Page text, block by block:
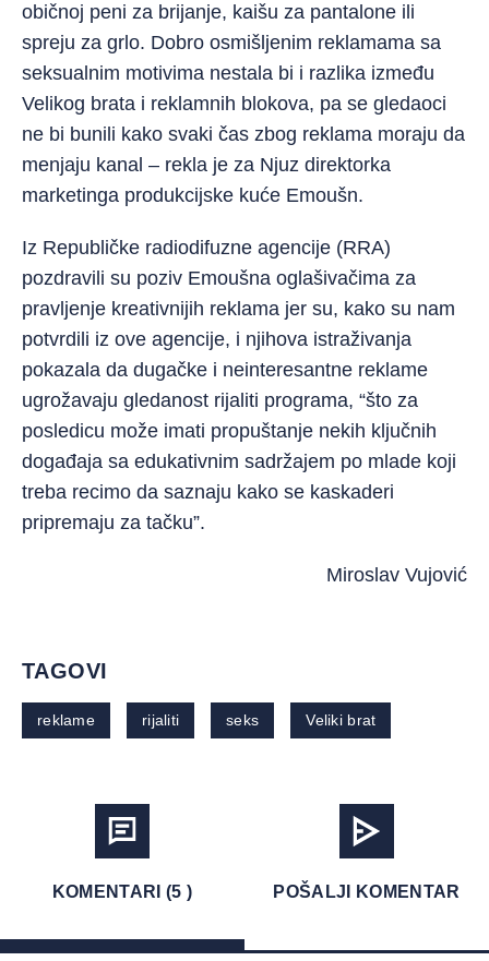
običnoj peni za brijanje, kaišu za pantalone ili
spreju za grlo. Dobro osmišljenim reklamama sa
seksualnim motivima nestala bi i razlika između
Velikog brata i reklamnih blokova, pa se gledaoci
ne bi bunili kako svaki čas zbog reklama moraju da
menjaju kanal – rekla je za Njuz direktorka
marketinga produkcijske kuće Emoušn.
Iz Republičke radiodifuzne agencije (RRA)
pozdravili su poziv Emoušna oglašivačima za
pravljenje kreativnijih reklama jer su, kako su nam
potvrdili iz ove agencije, i njihova istraživanja
pokazala da dugačke i neinteresantne reklame
ugrožavaju gledanost rijaliti programa, “što za
posledicu može imati propuštanje nekih ključnih
događaja sa edukativnim sadržajem po mlade koji
treba recimo da saznaju kako se kaskaderi
pripremaju za tačku”.
Miroslav Vujović
TAGOVI
reklame rijaliti seks Veliki brat
KOMENTARI (5 ) POŠALJI KOMENTAR